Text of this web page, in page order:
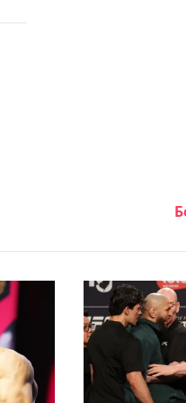
Усик о
своём
карьере
15:16, Сегодня